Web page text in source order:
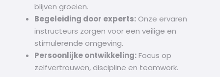
blijven groeien.
Begeleiding door experts: Onze ervaren
instructeurs zorgen voor een veilige en
stimulerende omgeving.
Persoonlijke ontwikkeling:Focus op
zelfvertrouwen, discipline en teamwork.